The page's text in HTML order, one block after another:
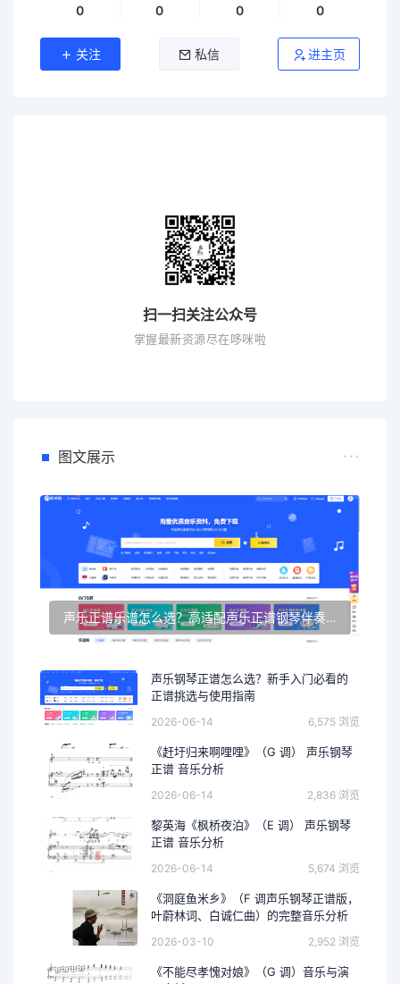
0 0 0 0
关注 私信 进主页
扫一扫关注公众号
掌握最新资源尽在哆咪啦
图文展示
声乐正谱乐谱怎么选？高适配声乐正谱钢琴伴奏资源推荐
声乐钢琴正谱怎么选？新手入门必看的
正谱挑选与使用指南
2026-06-14 6,575 浏览
《赶圩归来啊哩哩》（G 调） 声乐钢琴
正谱 音乐分析
2026-06-14 2,836 浏览
黎英海《枫桥夜泊》（E 调） 声乐钢琴
正谱 音乐分析
2026-06-14 5,674 浏览
《洞庭鱼米乡》（F 调声乐钢琴正谱版，
叶蔚林词、白诚仁曲）的完整音乐分析
2026-03-10 2,952 浏览
《不能尽孝愧对娘》（G 调）音乐与演